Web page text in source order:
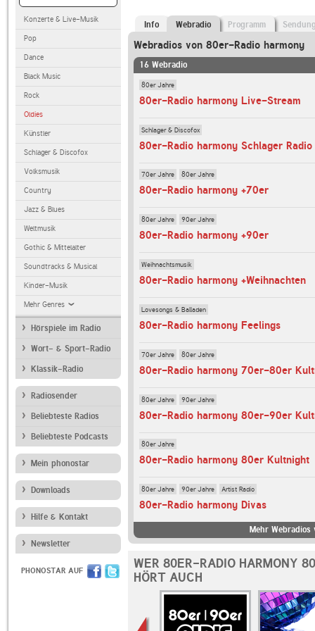
Konzerte & Live-Musik
Pop
Dance
Black Music
Rock
Oldies
Künstler
Schlager & Discofox
Volksmusik
Country
Jazz & Blues
Weltmusik
Gothic & Mittelalter
Soundtracks & Musical
Kinder-Musik
Mehr Genres
Hörspiele im Radio
Wort- & Sport-Radio
Klassik-Radio
Radiosender
Beliebteste Radios
Beliebteste Podcasts
Mein phonostar
Downloads
Hilfe & Kontakt
Newsletter
PHONOSTAR AUF
Info Webradio Programm
Webradios von 80er-Radio harmony
16 Webradio
80er Jahre
80er-Radio harmony Live-Stream
Schlager & Discofox
80er-Radio harmony Schlager Radio
70er Jahre 80er Jahre
80er-Radio harmony +70er
80er Jahre 90er Jahre
80er-Radio harmony +90er
Weihnachtsmusik
80er-Radio harmony +Weihnachten
Lovesongs & Balladen
80er-Radio harmony Feelings
70er Jahre 80er Jahre
80er-Radio harmony 70er-80er
80er Jahre 90er Jahre
80er-Radio harmony 80er-90er
80er Jahre
80er-Radio harmony 80er Kultnight
80er Jahre 90er Jahre Artist Radio
80er-Radio harmony Divas
Mehr
WER 80ER-RADIO HARMONY
HÖRT AUCH